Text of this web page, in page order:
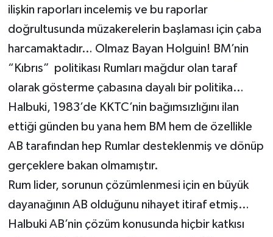
ilişkin raporları incelemiş ve bu raporlar
doğrultusunda müzakerelerin başlaması için çaba
harcamaktadır… Olmaz Bayan Holguin! BM’nin
“Kıbrıs” politikası Rumları mağdur olan taraf
olarak gösterme çabasına dayalı bir politika…
Halbuki, 1983’de KKTC’nin bağımsızlığını ilan
ettiği günden bu yana hem BM hem de özellikle
AB tarafından hep Rumlar desteklenmiş ve dönüp
gerçeklere bakan olmamıştır.
Rum lider, sorunun çözümlenmesi için en büyük
dayanağının AB olduğunu nihayet itiraf etmiş…
Halbuki AB’nin çözüm konusunda hiçbir katkısı